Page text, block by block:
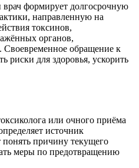
формирует долгосрочную
направленную на
токсинов,
органов,
обращение к
риски для здоровья, ускорить
или очного приёма
источник
причину текущего
меры по предотвращению